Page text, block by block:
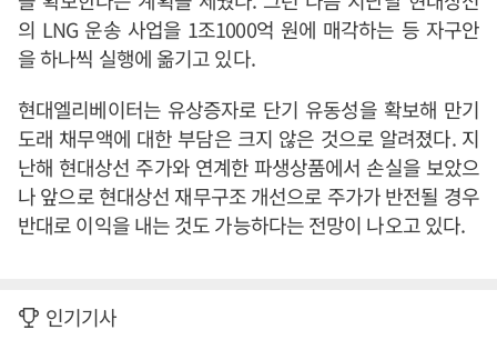
의 LNG 운송 사업을 1조1000억 원에 매각하는 등 자구안
을 하나씩 실행에 옮기고 있다.
현대엘리베이터는 유상증자로 단기 유동성을 확보해 만기
도래 채무액에 대한 부담은 크지 않은 것으로 알려졌다. 지
난해 현대상선 주가와 연계한 파생상품에서 손실을 보았으
나 앞으로 현대상선 재무구조 개선으로 주가가 반전될 경우
반대로 이익을 내는 것도 가능하다는 전망이 나오고 있다.
인기기사